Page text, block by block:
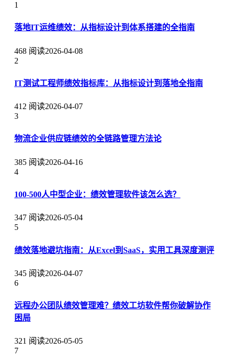
1
落地IT运维绩效：从指标设计到体系搭建的全指南
468 阅读2026-04-08
2
IT测试工程师绩效指标库：从指标设计到落地全指南
412 阅读2026-04-07
3
物流企业供应链绩效的全链路管理方法论
385 阅读2026-04-16
4
100-500人中型企业：绩效管理软件该怎么选？
347 阅读2026-05-04
5
绩效落地避坑指南：从Excel到SaaS，实用工具深度测评
345 阅读2026-04-07
6
远程办公团队绩效管理难？绩效工坊软件帮你破解协作
困局
321 阅读2026-05-05
7